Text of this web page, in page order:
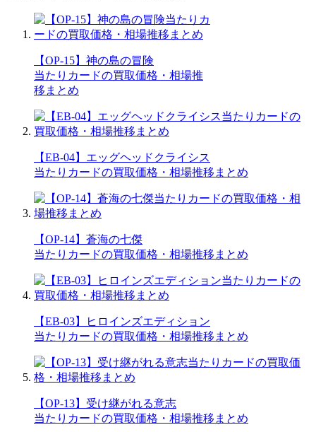
【OP-15】神の島の冒険
当たりカードの買取価格・相場推
移まとめ
【EB-04】エッグヘッドクライシス
当たりカードの買取価格・相場推移まとめ
【OP-14】蒼海の七傑
当たりカードの買取価格・相場推移まとめ
【EB-03】ヒロインズエディション
当たりカードの買取価格・相場推移まとめ
【OP-13】受け継がれる意志
当たりカードの買取価格・相場推移まとめ